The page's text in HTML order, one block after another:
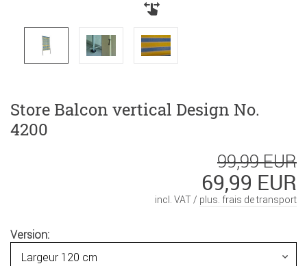
Store Balcon vertical Design No.
4200
99,99 EUR
69,99 EUR
incl. VAT / plus. frais de transport
Version: